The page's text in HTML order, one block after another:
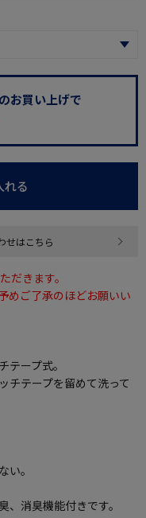
お買い上げで
れる
せはこちら
だきます。
めご了承のほどお願いい
ープ式。
チテープを留めて洗って
。
消臭機能付きです。